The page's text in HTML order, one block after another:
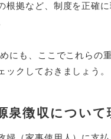
根拠など、制度を正確に
にも、ここでこれらの
ックしておきましょう。
泉徴収について